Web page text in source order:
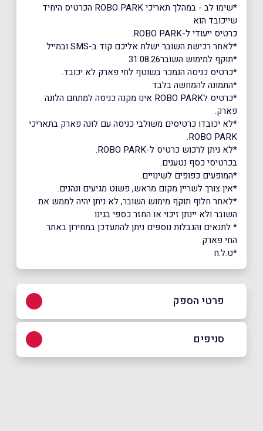
*שימו לב - במהלך תאריכי ROBO PARK הכרטיס היחיד
שייכובד הוא
כרטיס ייעודי ל-ROBO PARK.
*לאחר רכישת השובר ישלח אליכם קוד ב-SMS ובמייל
*תוקף למימוש השובר31.08.26
*כרטיס כניסה הנמכר בשוטף לחי פארק לא יכובד.
*התמונה להמחשה בלבד
*כרטיס לROBO PARK אינו מקנה כניסה למתחם הלונה
פארק.
*לא יכובדו כרטיסים משולבי כניסה עם לונה פארק בתאריכי
ROBO PARK.
*לא ניתן לרכוש כרטיס ל-ROBO PARK.
בכרטיסי כסף נטענים.
*המופעים כפופים לשינויים.
*אין צורך לשריין מקום מראש, פשוט מגיעים ונהנים.
*לאחר חלוף תוקף מימוש השובר, לא ניתן יהיה לממש את
השובר ולא יינתן זיכוי או החזר כספי בגינו
* לתנאים והגבלות נוספים ניתן להתעדכן במחירון באתר
החי פארק
*ט.ל.ח
פרטי הספק
04-8747445
סניפים